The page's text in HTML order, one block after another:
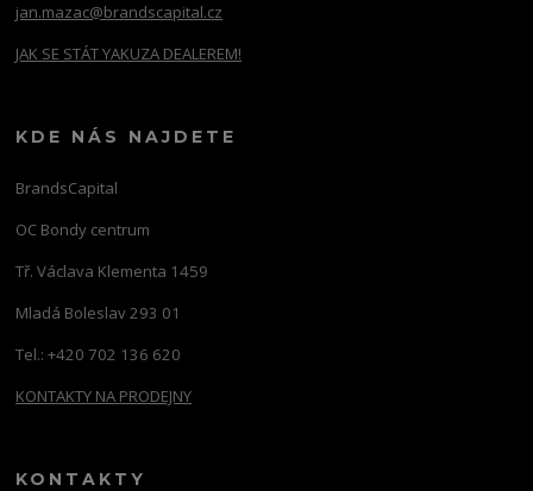
jan.mazac@brandscapital.cz
JAK SE STÁT YAKUZA DEALEREM!
KDE NÁS NAJDETE
BrandsCapital
OC Bondy centrum
Tř. Václava Klementa 1459
Mladá Boleslav 293 01
Tel.: +420 702 136 620
KONTAKTY NA PRODEJNY
KONTAKTY